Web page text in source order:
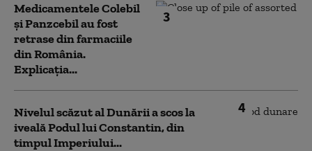
3
Medicamentele Colebil
și Panzcebil au fost
retrase din farmaciile
din România.
Explicația...
4
Nivelul scăzut al Dunării a scos la
iveală Podul lui Constantin, din
timpul Imperiului...